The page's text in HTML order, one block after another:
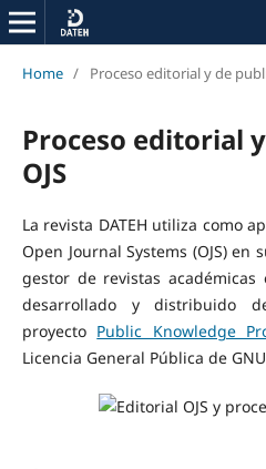
Home / Proceso editorial y de
Proceso editorial
OJS
La revista DATEH utiliza como
Open Journal Systems (OJS) en
gestor de revistas
desarrollado y distribuido
proyecto Public Knowledge
Licencia General Pública de